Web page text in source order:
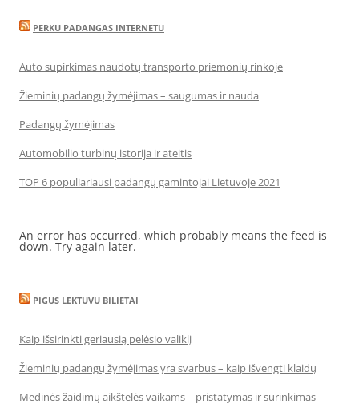
PERKU PADANGAS INTERNETU
Auto supirkimas naudotų transporto priemonių rinkoje
Žieminių padangų žymėjimas – saugumas ir nauda
Padangų žymėjimas
Automobilio turbinų istorija ir ateitis
TOP 6 populiariausi padangų gamintojai Lietuvoje 2021
An error has occurred, which probably means the feed is
down. Try again later.
PIGUS LEKTUVU BILIETAI
Kaip išsirinkti geriausią pelėsio valiklį
Žieminių padangų žymėjimas yra svarbus – kaip išvengti klaidų
Medinės žaidimų aikštelės vaikams – pristatymas ir surinkimas